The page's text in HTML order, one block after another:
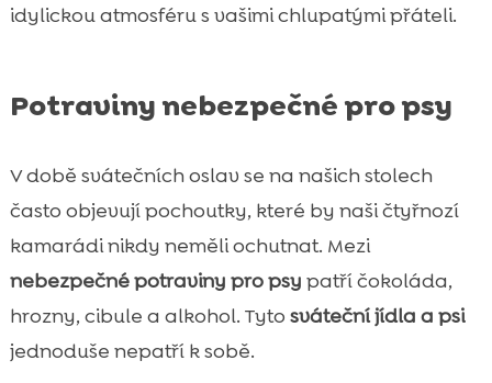
idylickou atmosféru s vašimi chlupatými přáteli.
Potraviny nebezpečné pro psy
V době svátečních oslav se na našich stolech
často objevují pochoutky, které by naši čtyřnozí
kamarádi nikdy neměli ochutnat. Mezi
nebezpečné potraviny pro psy patří čokoláda,
hrozny, cibule a alkohol. Tyto sváteční jídla a psi
jednoduše nepatří k sobě.